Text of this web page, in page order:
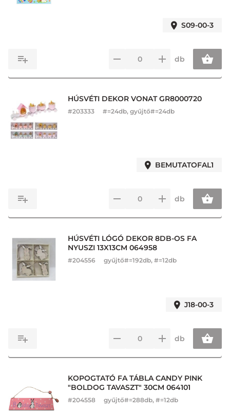
S09-00-3
db
HÚSVÉTI DEKOR VONAT GR8000720
#203333 #=24db, gyűjtő#=24db
BEMUTATOFAL1
db
HÚSVÉTI LÓGÓ DEKOR 8DB-OS FA
NYUSZI 13X13CM 064958
#204556 gyűjtő#=192db, #=12db
J18-00-3
db
KOPOGTATÓ FA TÁBLA CANDY PINK
"BOLDOG TAVASZT" 30CM 064101
#204558 gyűjtő#=288db, #=12db